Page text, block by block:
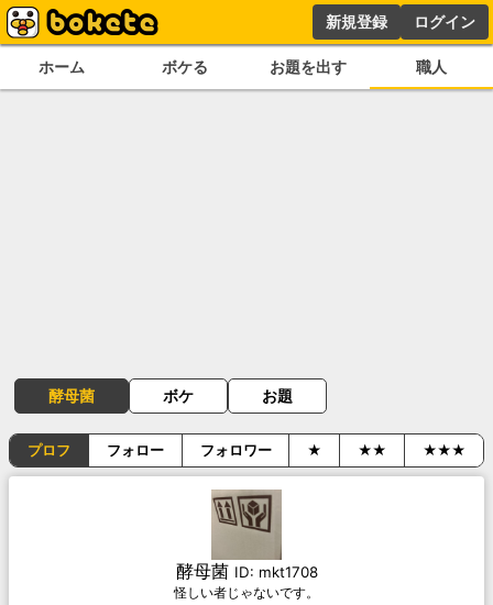
新規登録 ログイン
ホーム ボケる お題を出す 職人
酵母菌 ボケ お題
プロフ フォロー フォロワー ★ ★★ ★★★
酵母菌 ID: mkt1708
怪しい者じゃないです。